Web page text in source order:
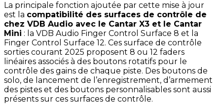
La principale fonction ajoutée par cette mise à jour
est la compatibilité des surfaces de contrôle de
chez VDB Audio avec le Cantar X3 et le Cantar
Mini : la VDB Audio Finger Control Surface 8 et la
Finger Control Surface 12. Ces surface de contrôle
sorties courant 2025 proposent 8 ou 12 faders
linéaires associés à des boutons rotatifs pour le
contrôle des gains de chaque piste. Des boutons de
solo, de lancement de l’enregistrement, d’armement
des pistes et des boutons personnalisables sont aussi
présents sur ces surfaces de contrôle.